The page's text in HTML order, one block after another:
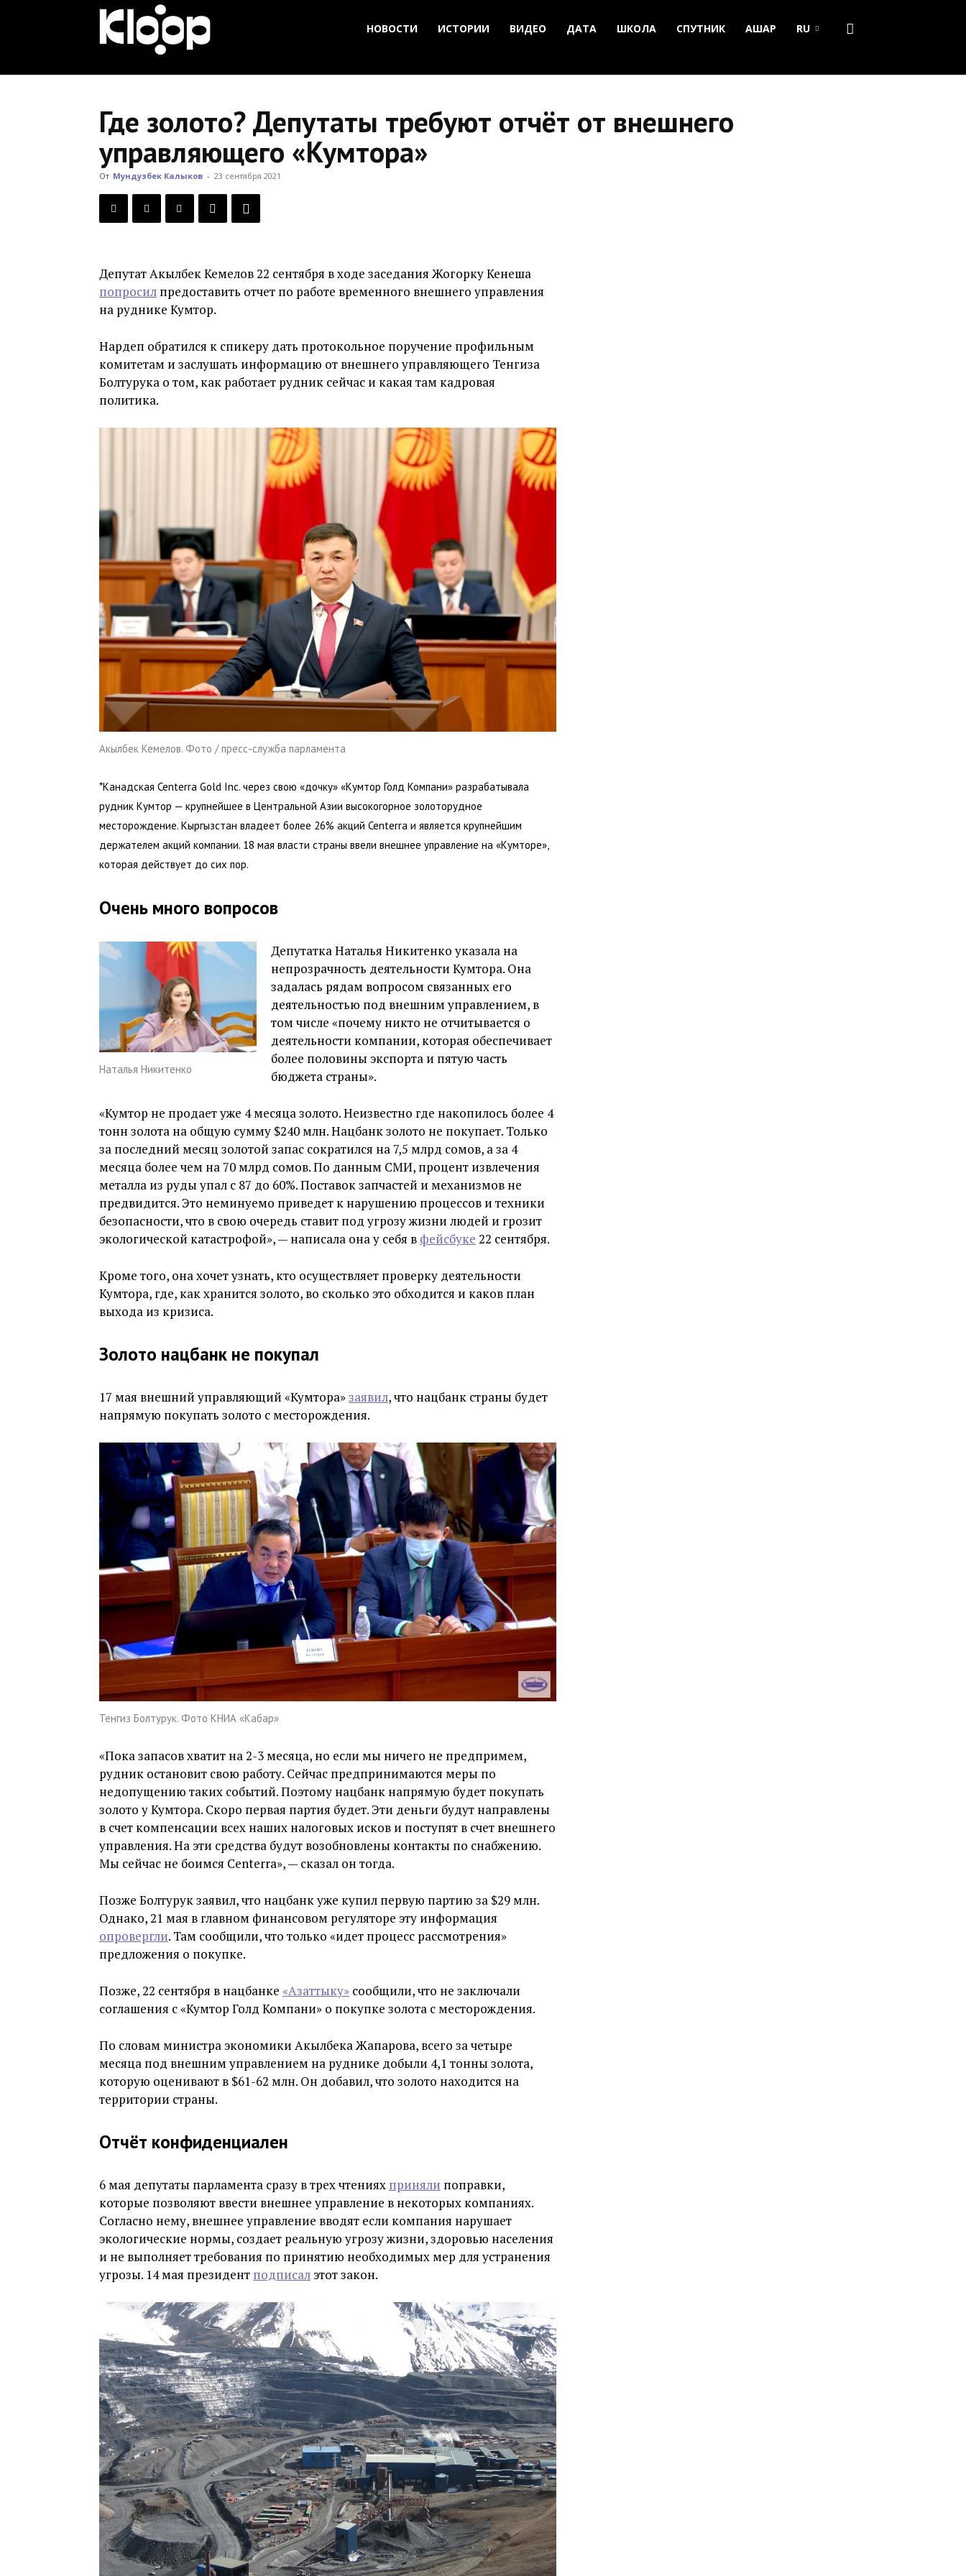
Кыргызстана
НОВОСТИ ИСТОРИИ ВИДЕО ДАТА ШКОЛА СПУТНИК АШАР RU
Где золото? Депутаты требуют отчёт от внешнего
управляющего «Кумтора»
От Мундузбек Калыков - 23 сентября 2021
Депутат Акылбек Кемелов 22 сентября в ходе заседания Жогорку Кенеша
попросил предоставить отчет по работе временного внешнего управления
на руднике Кумтор.
Нардеп обратился к спикеру дать протокольное поручение профильным
комитетам и заслушать информацию от внешнего управляющего Тенгиза
Болтурука о том, как работает рудник сейчас и какая там кадровая
политика.
Акылбек Кемелов. Фото / пресс-служба парламента
*Канадская Centerra Gold Inc. через свою «дочку» «Кумтор Голд Компани» разрабатывала
рудник Кумтор — крупнейшее в Центральной Азии высокогорное золоторудное
месторождение. Кыргызстан владеет более 26% акций Centerra и является крупнейшим
держателем акций компании. 18 мая власти страны ввели внешнее управление на «Кумторе»,
которая действует до сих пор.
Очень много вопросов
Наталья Никитенко
Депутатка Наталья Никитенко указала на
непрозрачность деятельности Кумтора. Она
задалась рядам вопросом связанных его
деятельностью под внешним управлением, в
том числе «почему никто не отчитывается о
деятельности компании, которая обеспечивает
более половины экспорта и пятую часть
бюджета страны».
«Кумтор не продает уже 4 месяца золото. Неизвестно где накопилось более 4
тонн золота на общую сумму $240 млн. Нацбанк золото не покупает. Только
за последний месяц золотой запас сократился на 7,5 млрд сомов, а за 4
месяца более чем на 70 млрд сомов. По данным СМИ, процент извлечения
металла из руды упал с 87 до 60%. Поставок запчастей и механизмов не
предвидится. Это неминуемо приведет к нарушению процессов и техники
безопасности, что в свою очередь ставит под угрозу жизни людей и грозит
экологической катастрофой», — написала она у себя в фейсбуке 22 сентября.
Кроме того, она хочет узнать, кто осуществляет проверку деятельности
Кумтора, где, как хранится золото, во сколько это обходится и каков план
выхода из кризиса.
Золото нацбанк не покупал
17 мая внешний управляющий «Кумтора»заявил, что нацбанк страны будет
напрямую покупать золото с месторождения.
Тенгиз Болтурук. Фото КНИА «Кабар»
«Пока запасов хватит на 2-3 месяца, но если мы ничего не предпримем,
рудник остановит свою работу. Сейчас предпринимаются меры по
недопущению таких событий. Поэтому нацбанк напрямую будет покупать
золото у Кумтора. Скоро первая партия будет. Эти деньги будут направлены
в счет компенсации всех наших налоговых исков и поступят в счет внешнего
управления. На эти средства будут возобновлены контакты по снабжению.
Мы сейчас не боимся Centerra», — сказал он тогда.
Позже Болтурук заявил, что нацбанк уже купил первую партию за $29 млн.
Однако, 21 мая в главном финансовом регуляторе эту информация
опровергли. Там сообщили, что только «идет процесс рассмотрения»
предложения о покупке.
Позже, 22 сентября в нацбанке «Азаттыку» сообщили, что не заключали
соглашения с «Кумтор Голд Компани» о покупке золота с месторождения.
По словам министра экономики Акылбека Жапарова, всего за четыре
месяца под внешним управлением на руднике добыли 4,1 тонны золота,
которую оценивают в $61-62 млн. Он добавил, что золото находится на
территории страны.
Отчёт конфиденциален
6 мая депутаты парламента сразу в трех чтениях приняли поправки,
которые позволяют ввести внешнее управление в некоторых компаниях.
Согласно нему, внешнее управление вводят если компания нарушает
экологические нормы, создает реальную угрозу жизни, здоровью населения
и не выполняет требования по принятию необходимых мер для устранения
угрозы. 14 мая президент подписалэтот закон.